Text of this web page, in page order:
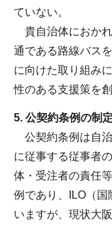
ていない。
貴自治体におか
通である路線バス
に向けた取り組み
性のある支援策を
5. 公契約条例の制
公契約条例は自
に従事する従事者
体・受注者の責任
例であり、ILO（国
いますが、現状大